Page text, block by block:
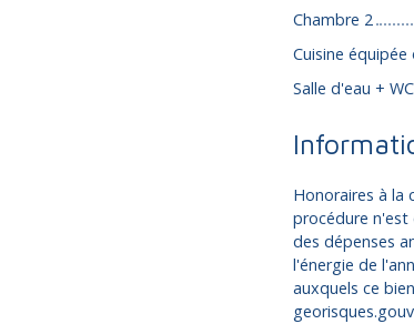
Chambre 2
Cuisine
Salle d'eau + WC
Honoraires à la
procédure n'est
des dépenses
l'énergie de
auxquels ce